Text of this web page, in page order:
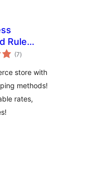
Rule
for
Shipping
Weight
(7értékelés
összesen
)
store with
methods!
rates,